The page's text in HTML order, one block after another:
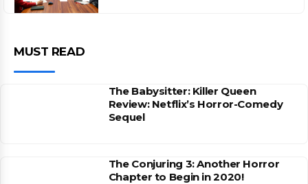
MUST READ
The Babysitter: Killer Queen
Review: Netflix’s Horror-Comedy
Sequel
The Conjuring 3: Another Horror
Chapter to Begin in 2020!